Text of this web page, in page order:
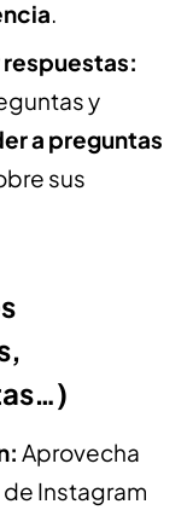
.
respuestas:
y
a preguntas
sus
Aprovecha
Instagram